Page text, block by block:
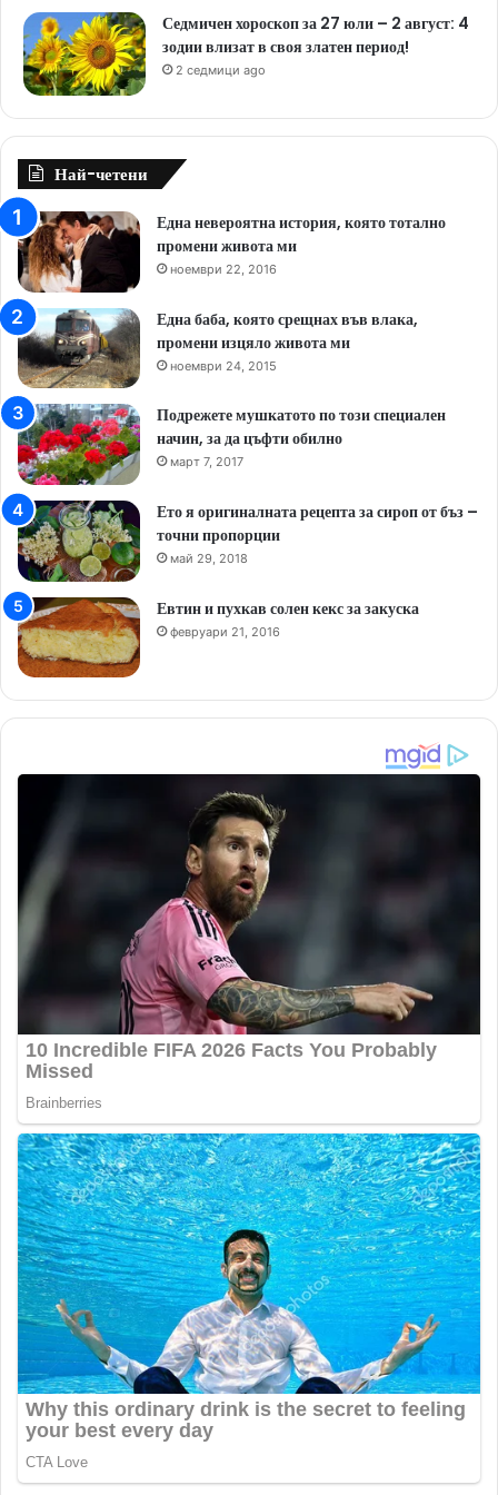
Седмичен хороскоп за 27 юли – 2 август: 4
зодии влизат в своя златен период!
2 седмици ago
Най-четени
Една невероятна история, която тотално
промени живота ми
ноември 22, 2016
Една баба, която срещнах във влака,
промени изцяло живота ми
ноември 24, 2015
Подрежете мушкатото по този специален
начин, за да цъфти обилно
март 7, 2017
Ето я оригиналната рецепта за сироп от бъз –
точни пропорции
май 29, 2018
Евтин и пухкав солен кекс за закуска
февруари 21, 2016